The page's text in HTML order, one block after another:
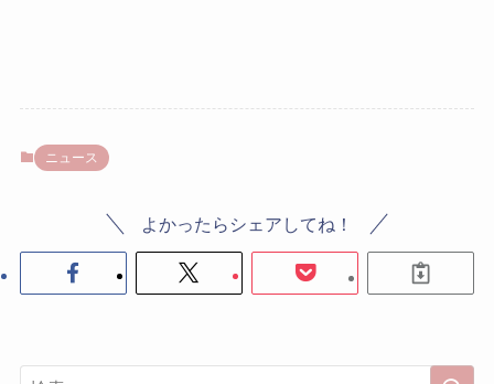
ニュース
よかったらシェアしてね！